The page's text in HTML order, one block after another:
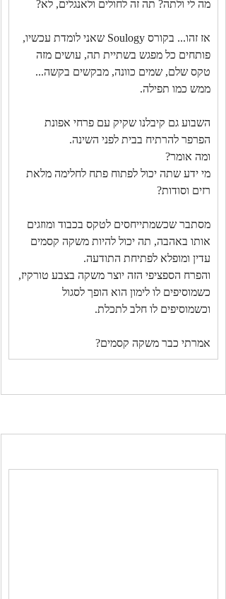
מה לי ולתה? תה זה לחולים ולאנגלים, לא?
אז זהו... בקורס Soulogy שאני לומדת עכשיו,
פותחים כל מפגש בשתיית תה, עושים מזה
טקס שלם, שמים כוונה, מבקשים בקשה...
ממש כמו תפילה.
השבוע גם קיבלנו שקיק עם פרחי אפונת
הפרפר להרתיח בבית לפני השינה.
ומה אומר?
מי ידע שתה יכול לפתוח פתח לחלימה מלאת
רזים וסודות?
מסתבר שכשמתייחסים לטקס בכבוד ומוזגים
אותו באהבה, תה יכול להיות משקה קסמים
עדין ומופלא לפתיחת התודעה.
והפרח הספציפי הזה יוצר משקה בצבע טורקיז,
כשמוסיפים לו לימון הוא הופך לסגול
וכשמוסיפים לו חלב לתכלת.
אמרתי כבר משקה קסמים?